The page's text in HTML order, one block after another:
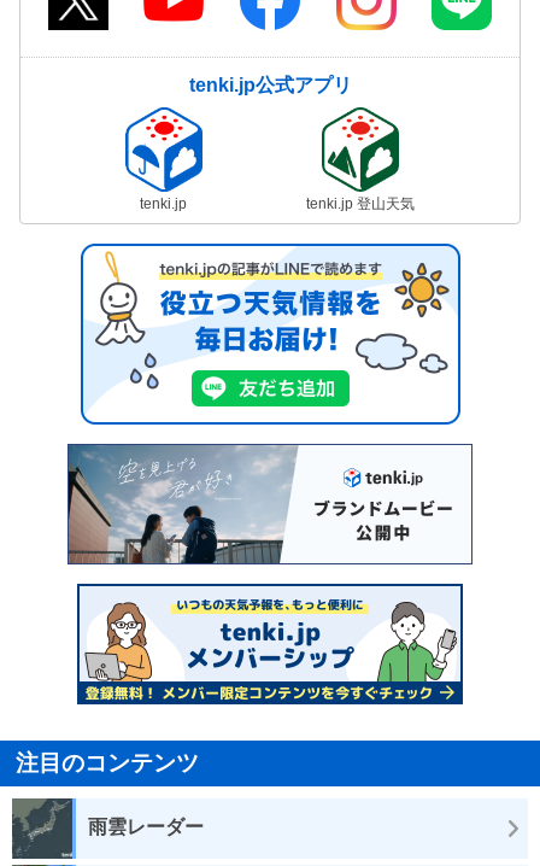
tenki.jp公式アプリ
tenki.jp tenki.jp 登山天気
注目のコンテンツ
雨雲レーダー